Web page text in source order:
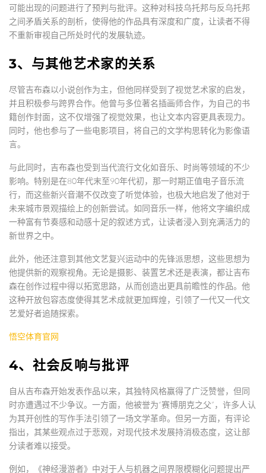
可能出现的问题进行了预判与批评。这种对科技乌托邦与反乌托邦
之间矛盾关系的剖析，使得他的作品具有深度和广度，让读者不得
不重新审视自己所处时代的发展轨迹。
3、与其他艺术家的关系
尽管吉布森以小说创作为主，但他同样受到了视觉艺术家的启发，
并且积极参与跨界合作。他曾与多位著名插画师合作，为自己的书
籍创作封面，这不仅增强了视觉效果，也让文本内容更具表现力。
同时，他也参与了一些电影项目，将自己的文学构思转化为影像语
言。
与此同时，吉布森也受到当代流行文化如音乐、时尚等领域的不少
影响。特别是在80年代末至90年代初，那一时期正值电子音乐流
行，而这些新兴音潮不仅改变了听觉体验，也极大地启发了他对于
未来城市景观描绘上的创新尝试。如同音乐一样，他将文字编织成
一种富有节奏感和动感十足的叙述方式，让读者浸入到充满活力的
新世界之中。
此外，他还注意到其他文艺复兴运动中的先锋派思想，这些思想为
他提供新的观察视角。无论是摄影、装置艺术还是表演，都让吉布
森在创作过程中得以拓宽思路，从而创造出更具前瞻性的作品。他
这种开放包容态度使得其艺术成就更加辉煌，引领了一代又一代文
艺爱好者追随探索。
悟空体育官网
4、社会反响与批评
自从吉布森开始发表作品以来，其独特风格赢得了广泛赞誉，但同
时亦遭遇过不少争议。一方面，他被誉为“赛博朋克之父”，许多人认
为其开创性的写作手法引领了一场文学革命。但另一方面，有评论
指出，其某些观点过于悲观，对现代技术发展持消极态度，这让部
分读者难以接受。
例如，《神经漫游者》中对于人与机器之间界限模糊化问题提出严